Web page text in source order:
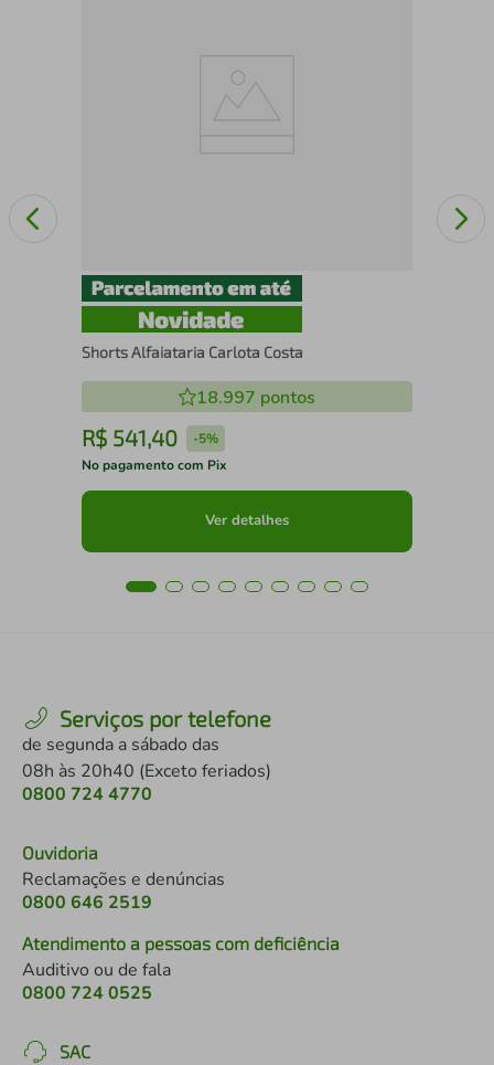
Shorts Alfaiataria Carlota Costa
18.997 pontos
R$ 541,40 -5%
No pagamento com Pix
Ver detalhes
Serviços por telefone
de segunda a sábado das
08h às 20h40 (Exceto feriados)
0800 724 4770
Ouvidoria
Reclamações e denúncias
0800 646 2519
Atendimento a pessoas com deficiência
Auditivo ou de fala
0800 724 0525
SAC